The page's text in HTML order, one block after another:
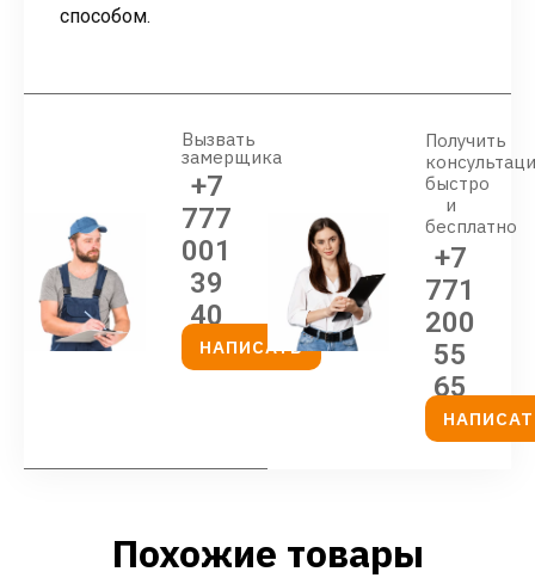
способом.
Вызвать
замерщика
+7
777
001
39
40
НАПИСАТЬ
Получить
быстро
и
бесплатно
+7
771
200
55
65
Похожие товары